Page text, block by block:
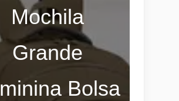
Mochila
Grande
Bolsa